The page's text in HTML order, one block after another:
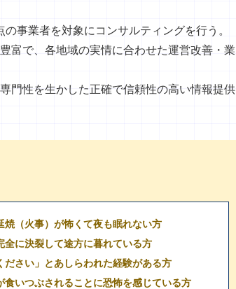
事業者を対象にコンサルティングを行う。
富で、各地域の実情に合わせた運営改善・業
門性を生かした正確で信頼性の高い情報提供
（火事）が怖くて夜も眠れない方
全に決裂して途方に暮れている方
さい」とあしらわれた経験がある方
いつぶされることに恐怖を感じている方